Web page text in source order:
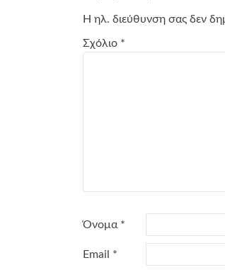
Η ηλ. διεύθυνση σας δεν
Σχόλιο *
Όνομα *
Email *